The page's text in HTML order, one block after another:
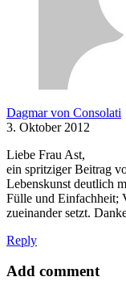
Dagmar von Consolati
3. Oktober 2012
Liebe Frau Ast,
ein spritziger Beitrag
Lebenskunst deutlich
Fülle und Einfachheit;
zueinander setzt.
Reply
Add comment